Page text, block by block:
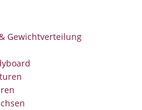
Gewichtverteilung